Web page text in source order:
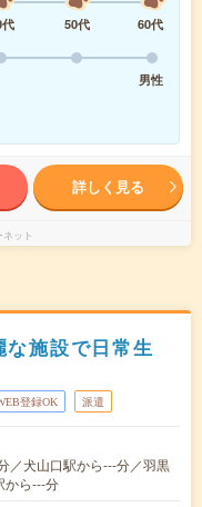
50代
60代
男性
詳しく見る
ット
な施設で日常生
登録OK 派遣
／犬山口駅から---分／羽黒
から---分